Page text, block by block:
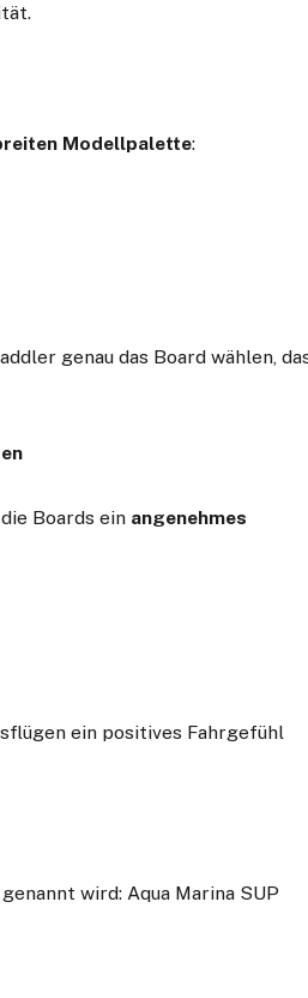
Modellpalette:
genau das Board wählen,
Boards ein angenehmes
ein positives Fahrgefühl
wird: Aqua Marina SUP